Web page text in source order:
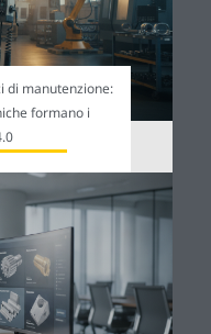
di manutenzione:
formano i